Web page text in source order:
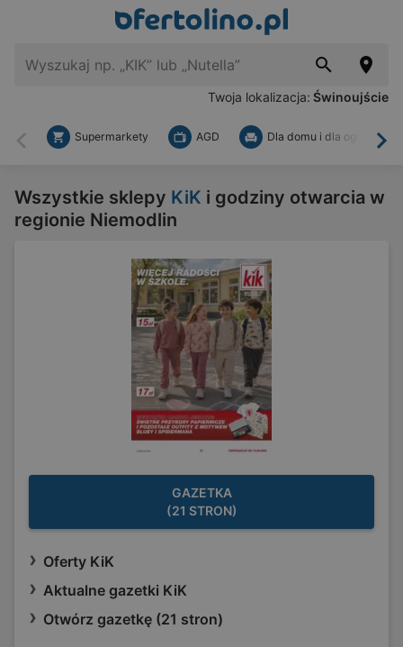
Twoja lokalizacja: Świnoujście
Wstecz
Supermarkety AGD Dla domu i dla ogrodu
Wszystkie sklepy KiK i godziny otwarcia w
regionie Niemodlin
GAZETKA
(21 STRON)
Oferty KiK
Aktualne gazetki KiK
Otwórz gazetkę (21 stron)